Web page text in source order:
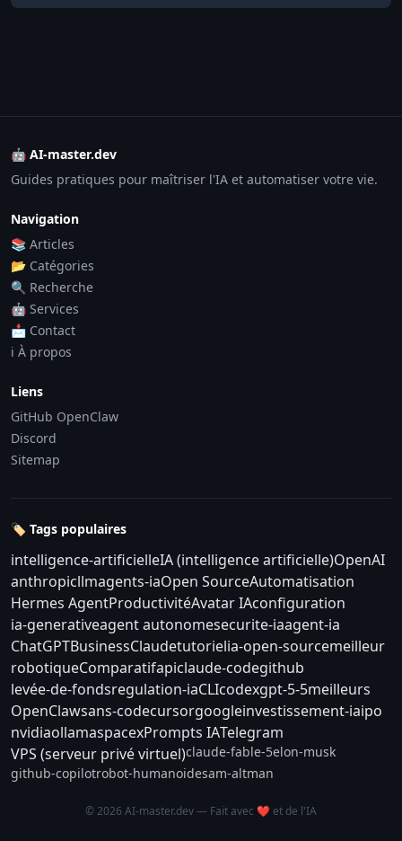
🤖 AI-master.dev
Guides pratiques pour maîtriser l'IA et automatiser votre vie.
Navigation
📚 Articles
📂 Catégories
🔍 Recherche
🤖 Services
📩 Contact
ℹ️ À propos
Liens
GitHub OpenClaw
Discord
Sitemap
🏷️ Tags populaires
intelligence-artificielleIA (intelligence artificielle)OpenAI
anthropicllmagents-iaOpen SourceAutomatisation
Hermes AgentProductivitéAvatar IAconfiguration
ia-generativeagent autonomesecurite-iaagent-ia
ChatGPTBusinessClaudetutorielia-open-sourcemeilleur
robotiqueComparatifapiclaude-codegithub
levée-de-fondsregulation-iaCLIcodexgpt-5-5meilleurs
OpenClawsans-codecursorgoogleinvestissement-iaipo
nvidiaollamaspacexPrompts IATelegram
VPS (serveur privé virtuel)claude-fable-5elon-musk
github-copilotrobot-humanoidesam-altman
© 2026 AI-master.dev — Fait avec ❤️ et de l'IA